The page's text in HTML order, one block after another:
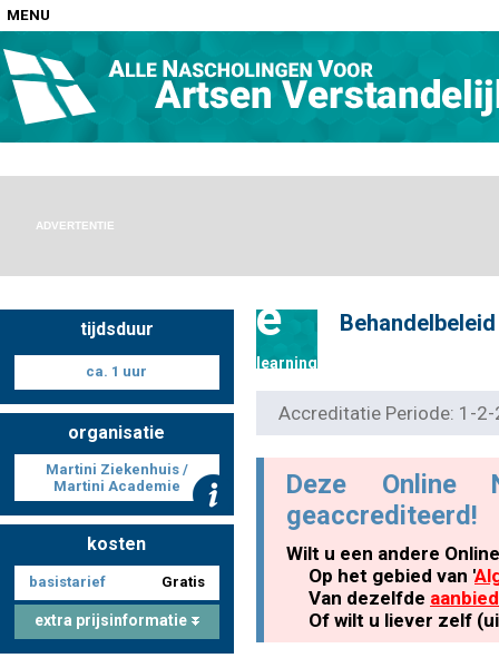
MENU
Home
Nascholingen op locatie (agenda)
Nascholingen online (elearning)
Nascholing aanmelden
ADVERTENTIE
tijdsduur
ca. 1 uur
organisatie
Martini Ziekenhuis /
Martini Academie
kosten
basistarief Gratis
extra prijsinformatie
e
learning
Behandelbeleid
Accreditatie Periode: 1-
Deze Online
geaccrediteerd!
Wilt u een andere
Op het gebied van '
Van dezelfde
Of wilt u liever zelf